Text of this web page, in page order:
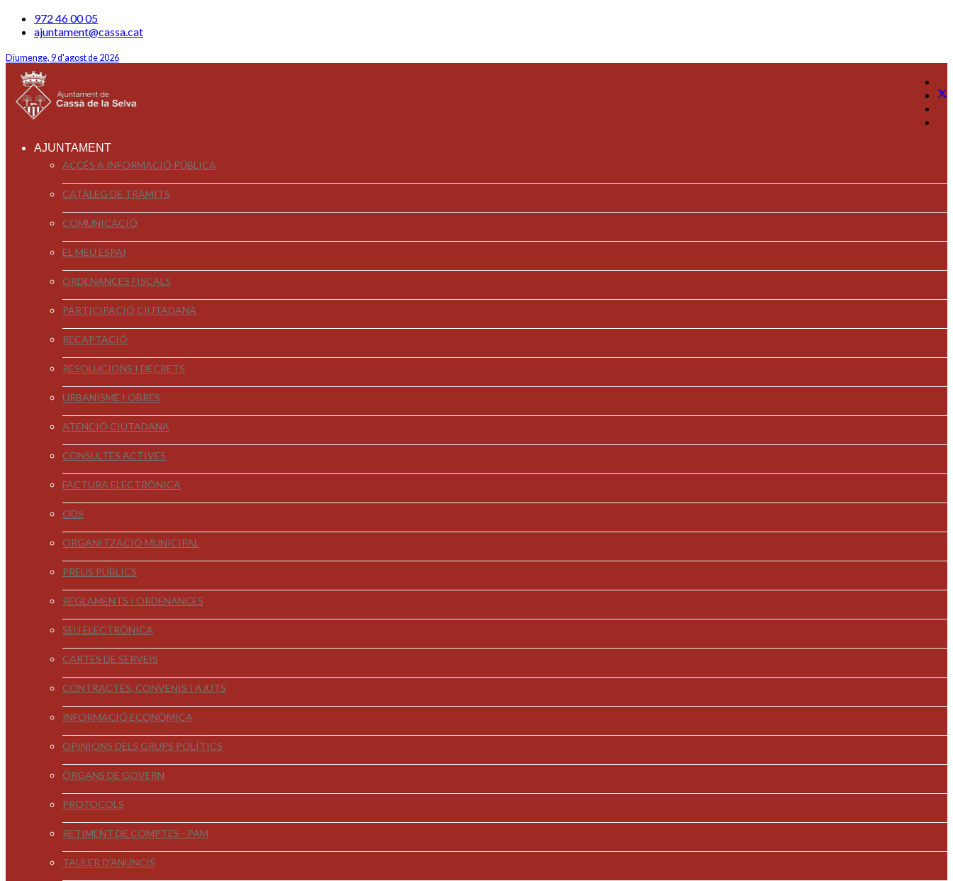
972 46 00 05
ajuntament@cassa.cat
Diumenge, 9 d'agost de 2026
AJUNTAMENT
ACCÉS A INFORMACIÓ PÚBLICA
CATÀLEG DE TRÀMITS
COMUNICACIÓ
EL MEU ESPAI
ORDENANCES FISCALS
PARTICIPACIÓ CIUTADANA
RECAPTACIÓ
RESOLUCIONS I DECRETS
URBANISME I OBRES
ATENCIÓ CIUTADANA
CONSULTES ACTIVES
FACTURA ELECTRÒNICA
ODS
ORGANITZACIÓ MUNICIPAL
PREUS PÚBLICS
REGLAMENTS I ORDENANCES
SEU ELECTRÒNICA
CARTES DE SERVEIS
CONTRACTES, CONVENIS I AJUTS
INFORMACIÓ ECONÒMICA
OPINIONS DELS GRUPS POLÍTICS
ÒRGANS DE GOVERN
PROTOCOLS
RETIMENT DE COMPTES - PAM
TAULER D'ANUNCIS